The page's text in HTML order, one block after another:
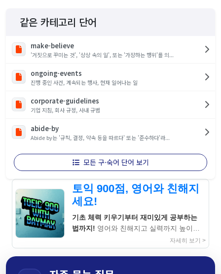
같은 카테고리 단어
make-believe
'거짓으로 꾸미는 것', '상상 속의 일', 또는 '가장하는 행위'를 의...
ongoing-events
진행 중인 사건, 계속되는 행사, 현재 일어나는 일
corporate-guidelines
기업 지침, 회사 규정, 사내 규범
abide-by
Abide by는 '규칙, 결정, 약속 등을 따르다' 또는 '준수하다'라...
모든 구·숙어 단어 보기
토익 900점, 영어와 친해지
세요!
기초 체력 키우기부터 재미있게 공부하는
법까지! 영어와 친해지고 실력까지 높이는
자세히 보기 >